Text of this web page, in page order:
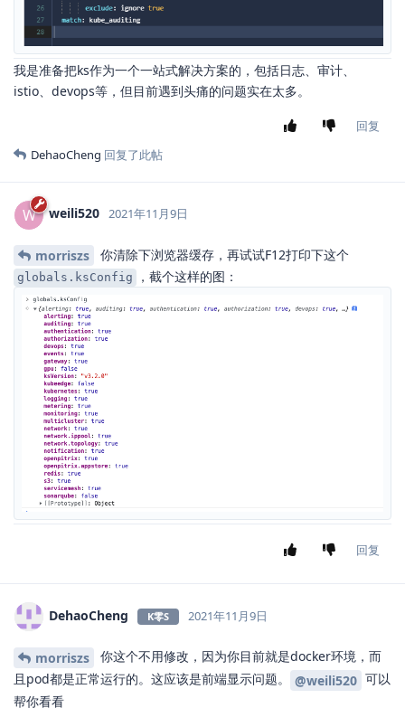
我是准备把ks作为一个一站式解决方案的，包括日志、审计、
istio、devops等，但目前遇到头痛的问题实在太多。
回复
DehaoCheng 回复了此帖
W weili520 2021年11月9日
morriszs 你清除下浏览器缓存，再试试F12打印下这个
globals.ksConfig ，截个这样的图：
回复
DehaoCheng K零S 2021年11月9日
morriszs
你这个不用修改，因为你目前就是docker环境，而
且pod都是正常运行的。这应该是前端显示问题。
@weili520 可以
帮你看看